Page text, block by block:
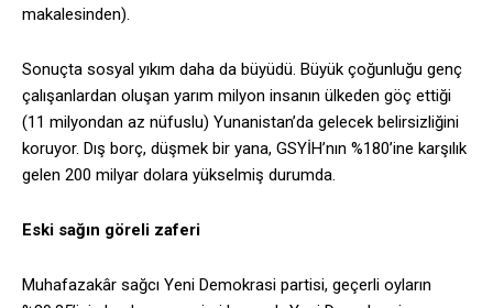
makalesinden).
Sonuçta sosyal yıkım daha da büyüdü. Büyük çoğunluğu genç
çalışanlardan oluşan yarım milyon insanın ülkeden göç ettiği
(11 milyondan az nüfuslu) Yunanistan’da gelecek belirsizliğini
koruyor. Dış borç, düşmek bir yana, GSYİH’nın %180’ine karşılık
gelen 200 milyar dolara yükselmiş durumda.
Eski sağın göreli zaferi
Muhafazakâr sağcı Yeni Demokrasi partisi, geçerli oyların